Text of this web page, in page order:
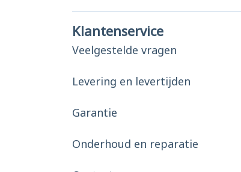
Klantenservice
Veelgestelde vragen
Levering en levertijden
Garantie
Onderhoud en reparatie